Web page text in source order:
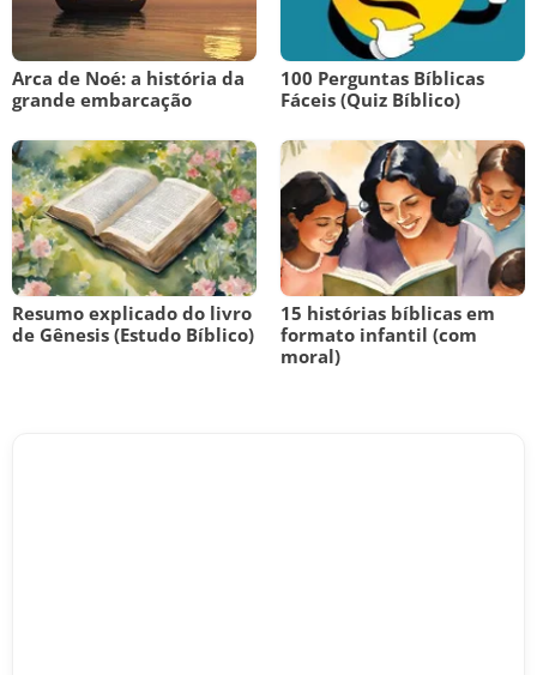
Arca de Noé: a história da
grande embarcação
100 Perguntas Bíblicas
Fáceis (Quiz Bíblico)
Resumo explicado do livro
de Gênesis (Estudo Bíblico)
15 histórias bíblicas em
formato infantil (com
moral)